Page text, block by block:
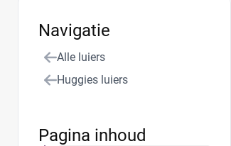
Navigatie
Alle luiers
Huggies luiers
Pagina inhoud